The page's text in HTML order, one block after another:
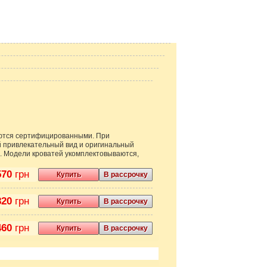
сертифицированными. При
вид и оригинальный
Модели кроватей укомплектовываются,
грн Купить В рассрочку
грн Купить В рассрочку
грн Купить В рассрочку